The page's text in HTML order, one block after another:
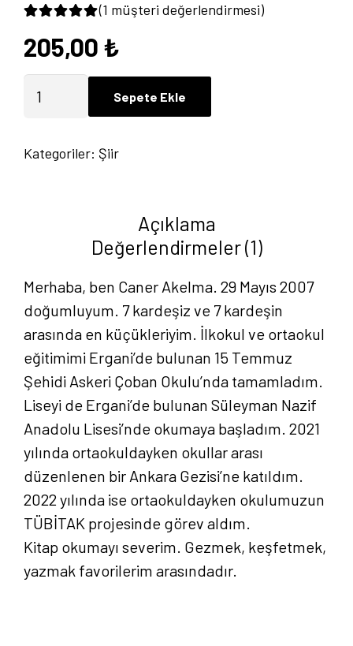
1
müşteri puanına dayanarak 5 üzerinden
(1 müşteri değerlendirmesi)
205,00 ₺
Şarkısı
Caner
Sepete Ekle
Kategoriler: Şiir
Açıklama
Değerlendirmeler (1)
Merhaba, ben Caner Akelma. 29 Mayıs 2007
doğumluyum. 7 kardeşiz ve 7 kardeşin
arasında en küçükleriyim. İlkokul ve ortaokul
eğitimimi Ergani’de bulunan 15 Temmuz
Şehidi Askeri Çoban Okulu’nda tamamladım.
Liseyi de Ergani’de bulunan Süleyman Nazif
Anadolu Lisesi’nde okumaya başladım. 2021
yılında ortaokuldayken okullar arası
düzenlenen bir Ankara Gezisi’ne katıldım.
2022 yılında ise ortaokuldayken okulumuzun
TÜBİTAK projesinde görev aldım.
Kitap okumayı severim. Gezmek, keşfetmek,
yazmak favorilerim arasındadır.